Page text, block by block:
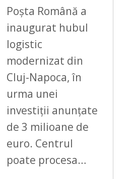
Poșta Română a
inaugurat hubul
logistic
modernizat din
Cluj-Napoca, în
urma unei
investiții anunțate
de 3 milioane de
euro. Centrul
poate procesa…